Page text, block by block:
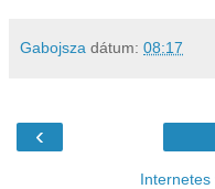
Gabojsza dátum: 08:17
‹
Internetes